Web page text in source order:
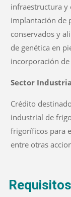
infraestructura y
implantación de
conservados y
de genética en
incorporación
Sector
Crédito
industrial de
frigoríficos para
entre otras
Requisitos